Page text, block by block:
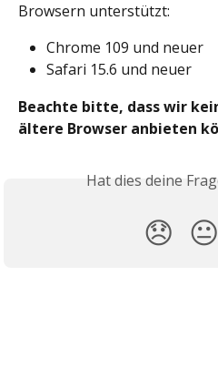
Browsern unterstützt:
Chrome 109 und neuer
Safari 15.6 und neuer
Beachte bitte, dass wir
ältere Browser anbieten
Hat dies deine
😞 😐